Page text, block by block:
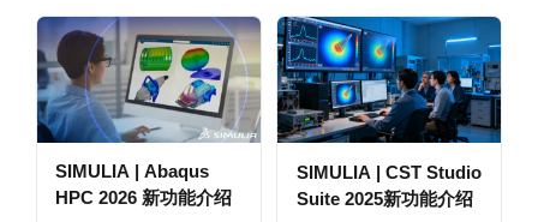
SIMULIA | Abaqus
HPC 2026 新功能介绍
SIMULIA | CST Studio
Suite 2025新功能介绍